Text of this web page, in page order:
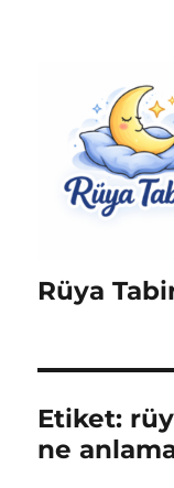
Rüya
Etiket:
ne